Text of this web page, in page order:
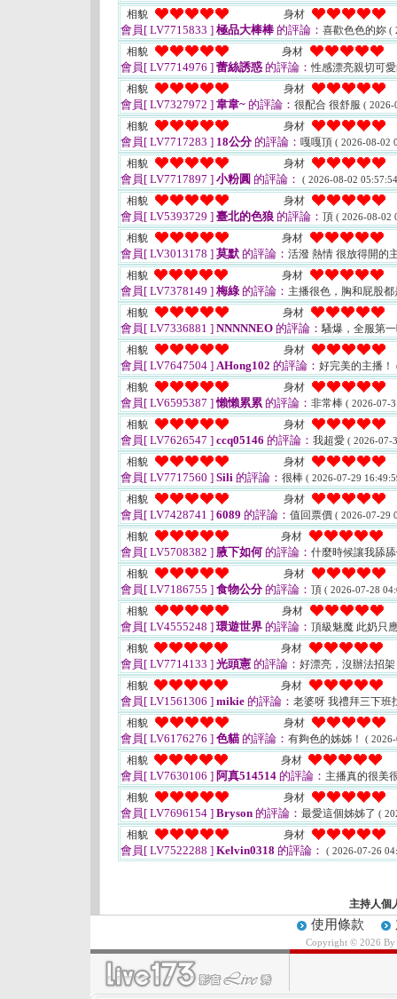
相貌
身材
會員[ LV7715833 ] 極品大棒棒 的評論： 喜歡色色的妳 (
相貌 身材
會員[ LV7714976 ] 蕾絲誘惑 的評論：性感漂亮親切可
相貌
身材
會員[ LV7327972 ] 韋韋~ 的評論： 很配合 很舒服 ( 2026-
相貌 身材
會員[ LV7717283 ] 18公分的評論： 嘎嘎頂 ( 2026-08-02
相貌 身材
會員[ LV7717897 ] 小粉圓 的評論： ( 2026-08-02
相貌 身材
會員[ LV5393729 ] 臺北的色狼 的評論： 頂 ( 2026-08-02
相貌 身材
會員[ LV3013178 ] 莫默 的評論： 活潑 熱情 很放得開的
相貌
身材
會員[ LV7378149 ] 梅綠 的評論： 主播很色，胸和屁股
相貌
身材
會員[ LV7336881 ] NNNNNEO 的評論：騷爆，全服第
相貌
身材
會員[ LV7647504 ] AHong102 的評論： 好完美的主播！
相貌 身材
會員[ LV6595387 ]懶懶累累 的評論： 非常棒 ( 2026-07-
相貌 身材
會員[ LV7626547 ] ccq05146 的評論： 我超愛 ( 2026-07-
相貌 身材
會員[ LV7717560 ] Sili 的評論： 很棒 ( 2026-07-29
相貌 身材
會員[ LV7428741 ] 6089 的評論： 值回票價 ( 2026-07-29
相貌 身材
會員[ LV5708382 ] 腋下如何 的評論： 什麼時候讓我舔
相貌
身材
會員[ LV7186755 ] 食物公分的評論： 頂 ( 2026-07-28
相貌 身材
會員[ LV4555248 ] 環遊世界 的評論： 頂級魅魔 此奶只
相貌
身材
會員[ LV7714133 ] 光頭憲 的評論： 好漂亮，沒辦法招
相貌
身材
會員[ LV1561306 ] mikie 的評論： 老婆呀 我禮拜三下班
相貌
身材
會員[ LV6176276 ] 色貓 的評論： 有夠色的姊姊！ (
相貌 身材
會員[ LV7630106 ] 阿真514514 的評論： 主播真的很美
相貌
身材
會員[ LV7696154 ] Bryson 的評論： 最愛這個姊姊了 (
相貌 身材
會員[ LV7522288 ] Kelvin0318 的評論： ( 2026-07-26
主持人個
使用條款
Copyright © 2026 By